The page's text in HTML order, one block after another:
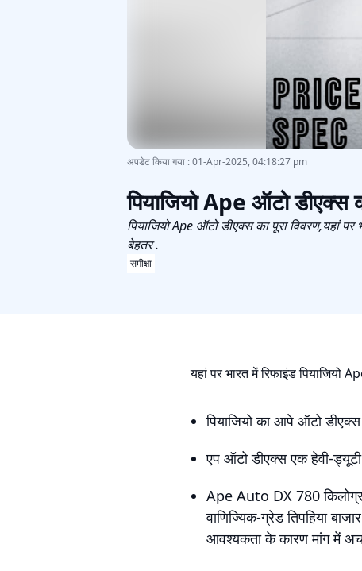
अपडेट किया गया :01-Apr-2025, 04:18:27 pm
पियाजियो Ape ऑटो डीएक्स
पियाजियो Ape ऑटो डीएक्स का पूरा विवरण,यहां पर
बेहतर .
समीक्षा
यहां पर भारत में रिफाइंड पियाजियो
पियाजियो का आपे ऑटो
एप ऑटो डीएक्स एक हेवी-
Ape Auto DX 780
वाणिज्यिक-ग्रेड तिपहिया
आवश्यकता के कारण मांग में